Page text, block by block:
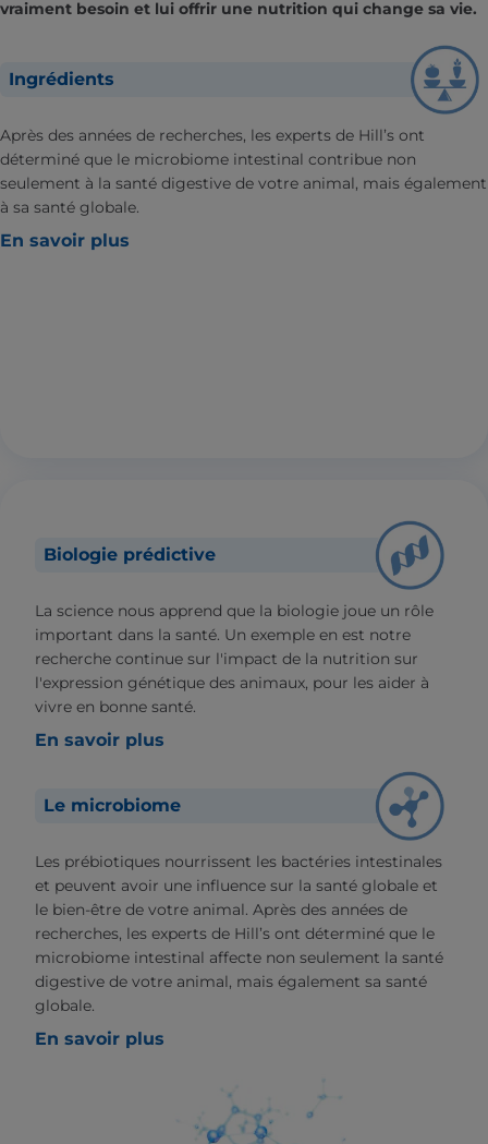
vraiment besoin et lui offrir une nutrition qui change sa vie.
Ingrédients
Après des années de recherches, les experts de Hill’s ont
déterminé que le microbiome intestinal contribue non
seulement à la santé digestive de votre animal, mais également
à sa santé globale.
En savoir plus
Biologie prédictive
La science nous apprend que la biologie joue un rôle
important dans la santé. Un exemple en est notre
recherche continue sur l'impact de la nutrition sur
l'expression génétique des animaux, pour les aider à
vivre en bonne santé.
En savoir plus
Le microbiome
Les prébiotiques nourrissent les bactéries intestinales
et peuvent avoir une influence sur la santé globale et
le bien-être de votre animal. Après des années de
recherches, les experts de Hill’s ont déterminé que le
microbiome intestinal affecte non seulement la santé
digestive de votre animal, mais également sa santé
globale.
En savoir plus